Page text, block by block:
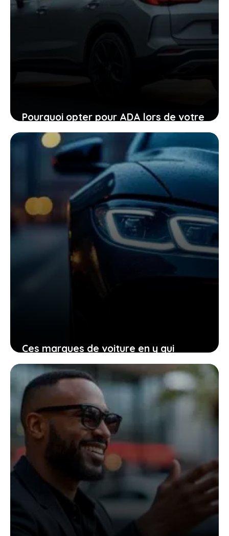
Pourquoi opter pour ADA lors de votre
location de voiture facilite chaque
étape
24 janvier 2026
Ces marques de voiture en y qui
transforment votre manière de voir
l’automobile aujourd’hui
23 janvier 2026